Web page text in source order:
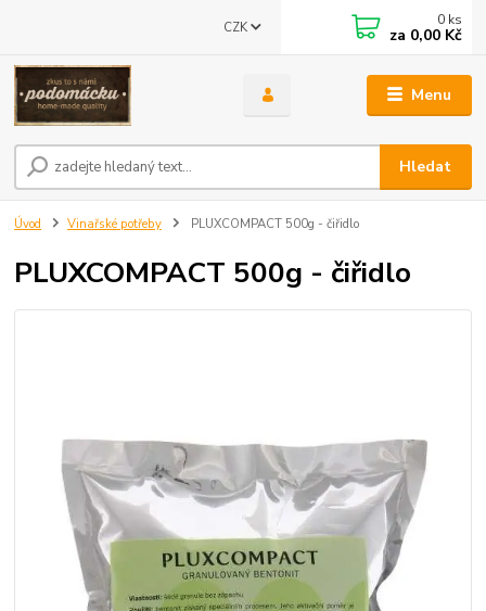
Menu
CZK
Hledat
0 ks
za 0,00 Kč
Úvod Vinařské potřeby PLUXCOMPACT 500g - čiřidlo
PLUXCOMPACT 500g - čiřidlo